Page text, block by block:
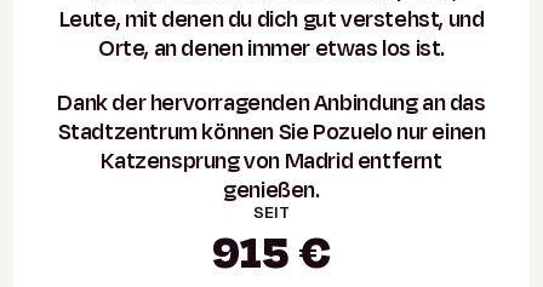
Leute, mit denen du dich gut verstehst, und
Orte, an denen immer etwas los ist.
Dank der hervorragenden Anbindung an das
Stadtzentrum können Sie Pozuelo nur einen
Katzensprung von Madrid entfernt
genießen.
SEIT
915 €